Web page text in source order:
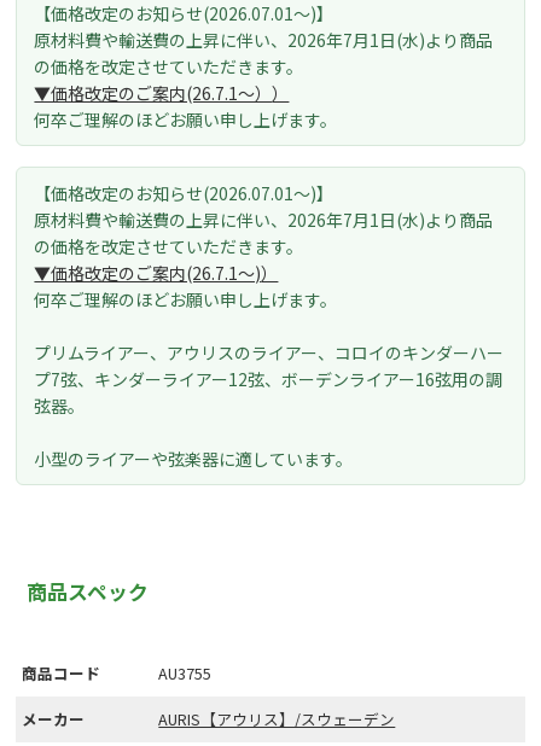
【価格改定のお知らせ(2026.07.01～)】
原材料費や輸送費の上昇に伴い、 2026年7月1日(水)より 商品
の価格を改定させていただきます。
▼価格改定のご案内(26.7.1～））
何卒ご理解のほどお願い申し上げます。
【価格改定のお知らせ(2026.07.01～)】
原材料費や輸送費の上昇に伴い、 2026年7月1日(水)より 商品
の価格を改定させていただきます。
▼価格改定のご案内(26.7.1～)）
何卒ご理解のほどお願い申し上げます。
プリムライアー、アウリスのライアー、コロイのキンダーハー
プ7弦、キンダーライアー12弦、ボーデンライアー16弦用の調
弦器。
小型のライアーや弦楽器に適しています。
商品スペック
商品コード
AU3755
メーカー
AURIS【アウリス】/スウェーデン